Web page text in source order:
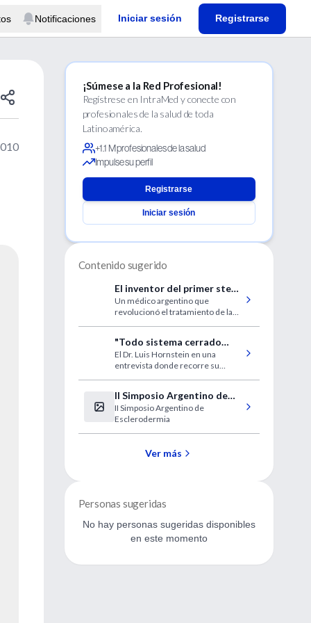
Notificaciones Iniciar sesión Registrarse
¡Súmese a la Red Profesional!
Regístrese en IntraMed y conecte con
profesionales de la salud de toda
Latinoamérica.
+1.1 M profesionales de la salud
Impulse su perfil
Registrarse
Iniciar sesión
Contenido sugerido
El inventor del primer stent
de aplicación masiva
Un médico argentino que
revolucionó el tratamiento de la
La historia de vida de un hombre
múltiple y notable.
"Todo sistema cerrado
conduce a la muerte"
El Dr. Luis Hornstein en una
entrevista donde recorre su
Reduccionismo, complejidad,
conflictos internos y acuerdos de
una disciplina apasionante.
II Simposio Argentino de
Esclerodermia
II Simposio Argentino de
Esclerodermia
Ver más
Personas sugeridas
No hay personas sugeridas disponibles
en este momento